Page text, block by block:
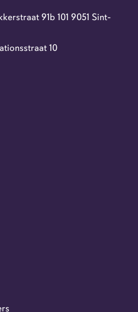
91b 101 9051 Sint-
10